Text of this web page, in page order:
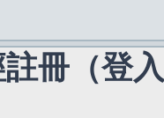
冊（登